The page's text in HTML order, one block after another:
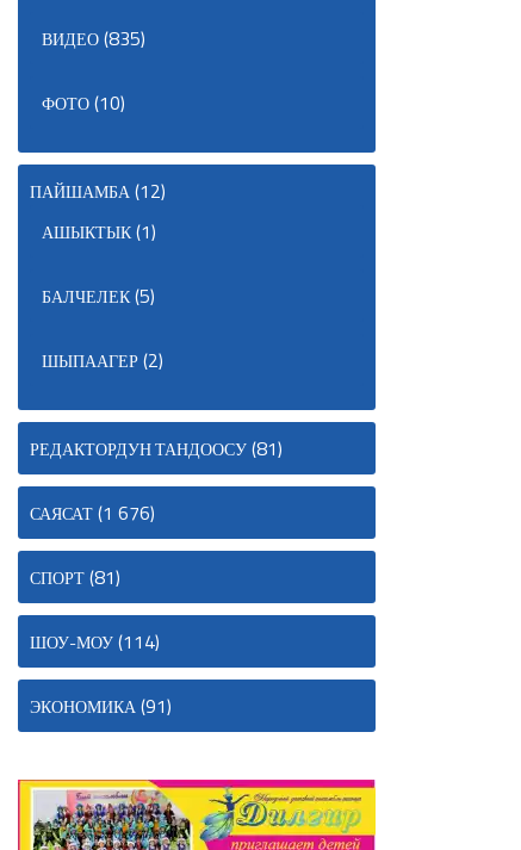
ВИДЕО(835)
ФОТО(10)
ПАЙШАМБА(12)
АШЫКТЫК(1)
БАЛЧЕЛЕК(5)
ШЫПААГЕР(2)
РЕДАКТОРДУН ТАНДООСУ(81)
САЯСАТ(1 676)
СПОРТ(81)
ШОУ-МОУ(114)
ЭКОНОМИКА(91)